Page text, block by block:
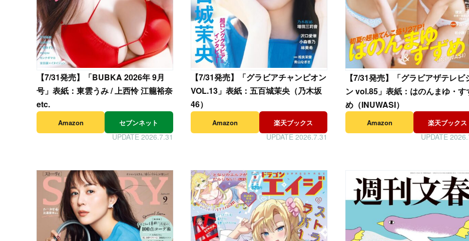
【7/31発売】「BUBKA 2026年 9月
号」表紙：東雲うみ / 上西怜 江籠裕奈
etc.
Amazon セブンネット
UPDATE 2026.7.31
【7/31発売】「グラビアチャンピオン
VOL.13」表紙：五百城茉央（乃木坂
46）
Amazon 楽天ブックス
UPDATE 2026.7.31
【7/31発売】「グラビアザテレビ
ン vol.85」表紙：はのんまゆ・す
め（INUWASI）
Amazon 楽天ブックス
UPDATE